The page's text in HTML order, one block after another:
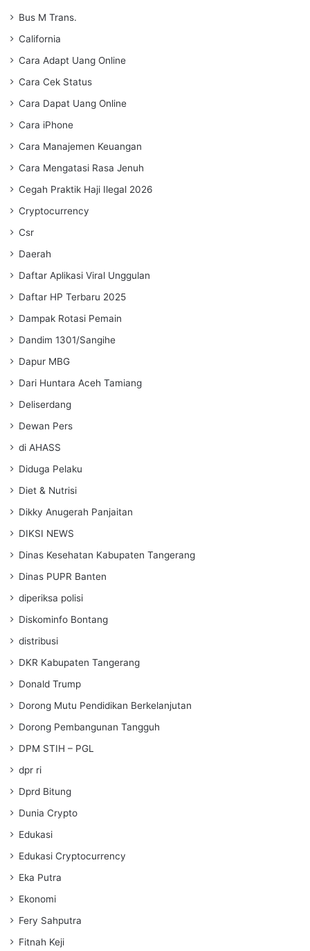
Bus M Trans.
California
Cara Adapt Uang Online
Cara Cek Status
Cara Dapat Uang Online
Cara iPhone
Cara Manajemen Keuangan
Cara Mengatasi Rasa Jenuh
Cegah Praktik Haji Ilegal 2026
Cryptocurrency
Csr
Daerah
Daftar Aplikasi Viral Unggulan
Daftar HP Terbaru 2025
Dampak Rotasi Pemain
Dandim 1301/Sangihe
Dapur MBG
Dari Huntara Aceh Tamiang
Deliserdang
Dewan Pers
di AHASS
Diduga Pelaku
Diet & Nutrisi
Dikky Anugerah Panjaitan
DIKSI NEWS
Dinas Kesehatan Kabupaten Tangerang
Dinas PUPR Banten
diperiksa polisi
Diskominfo Bontang
distribusi
DKR Kabupaten Tangerang
Donald Trump
Dorong Mutu Pendidikan Berkelanjutan
Dorong Pembangunan Tangguh
DPM STIH – PGL
dpr ri
Dprd Bitung
Dunia Crypto
Edukasi
Edukasi Cryptocurrency
Eka Putra
Ekonomi
Fery Sahputra
Fitnah Keji